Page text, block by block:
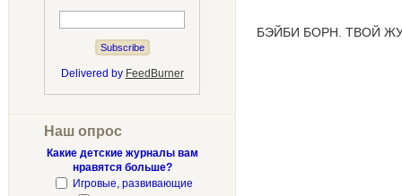
Delivered by FeedBurner
Наш опрос
Какие детские журналы вам
нравятся больше?
Игровые, развивающие
БЭЙБИ БОРН. ТВОЙ